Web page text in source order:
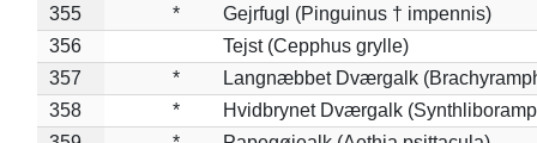
355
*
Gejrfugl (Pinguinus † impennis)
356
Tejst (Cepphus grylle)
357
*
Langnæbbet Dværgalk
358
*
Hvidbrynet Dværgalk